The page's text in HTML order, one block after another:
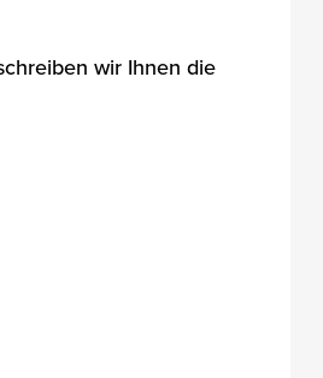
wir Ihnen die